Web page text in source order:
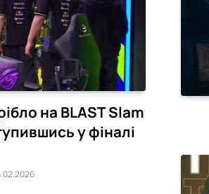
на BLAST Slam
у фіналі